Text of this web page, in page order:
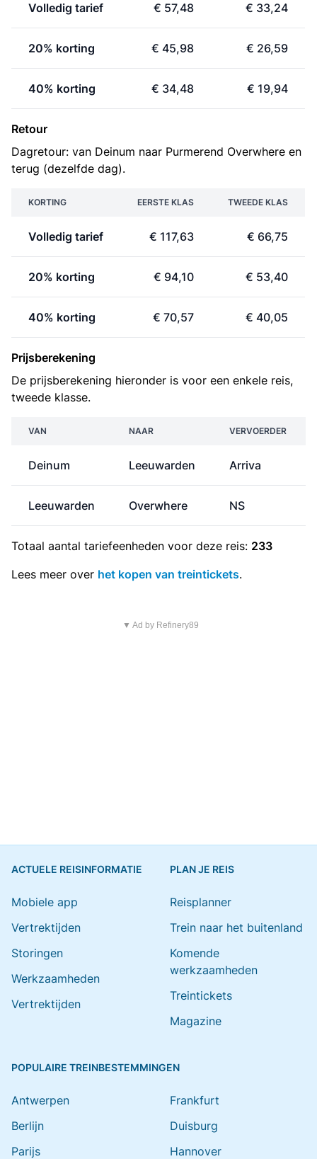
Volledig tarief € 57,48 € 33,24
20% korting € 45,98 € 26,59
40% korting € 34,48 € 19,94
Retour
Dagretour: van Deinum naar Purmerend Overwhere en
terug (dezelfde dag).
KORTING EERSTE KLAS TWEEDE KLAS
Volledig tarief € 117,63 € 66,75
20% korting € 94,10 € 53,40
40% korting € 70,57 € 40,05
Prijsberekening
De prijsberekening hieronder is voor een enkele reis,
tweede klasse.
VAN NAAR VERVOERDER
Deinum Leeuwarden Arriva
Leeuwarden Overwhere NS
Totaal aantal tariefeenheden voor deze reis: 233
Lees meer over het kopen van treintickets.
▼ Ad by Refinery89
ACTUELE REISINFORMATIE
Mobiele app
Vertrektijden
Storingen
Werkzaamheden
Vertrektijden
PLAN JE REIS
Reisplanner
Trein naar het buitenland
Komende
werkzaamheden
Treintickets
Magazine
POPULAIRE TREINBESTEMMINGEN
Antwerpen
Berlijn
Parijs
Frankfurt
Duisburg
Hannover